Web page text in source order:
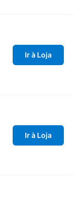
Ir à Loja
Ir à Loja